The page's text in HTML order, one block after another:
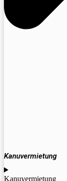
Kanuvermietung
Kanuvermietung